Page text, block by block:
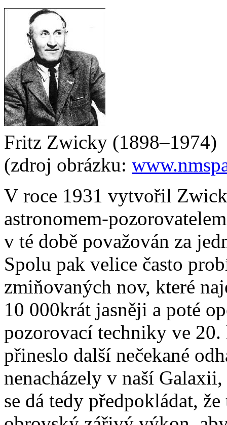
Fritz Zwicky (1898–1974)
(zdroj obrázku:
V roce 1931 vytvořil
astronomem-
v té době považován za
Spolu pak velice často
zmiňovaných nov, které
10 000krát jasněji a poté
pozorovací techniky ve 20.
přineslo další nečekané
nenacházely v naší
se dá tedy předpokládat,